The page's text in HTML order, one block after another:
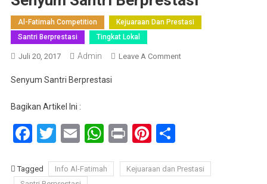
Al-Fatimah Competition
Kejuaraan Dan Prestasi
Santri Berprestasi
Tingkat Lokal
Juli 20, 2017 Admin Leave A CommentOn
Senyum Santri Berprestasi
Bagikan Artikel Ini :
Facebook
Twitter
EmailWhatsApp
PrintPinterest
Share
Tagged Info Al-Fatimah
Kejuaraan dan Prestasi